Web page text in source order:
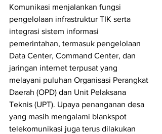
Komunikasi menjalankan fungsi
pengelolaan infrastruktur TIK serta
integrasi sistem informasi
pemerintahan, termasuk pengelolaan
Data Center, Command Center, dan
jaringan internet terpusat yang
melayani puluhan Organisasi Perangkat
Daerah (OPD) dan Unit Pelaksana
Teknis (UPT). Upaya penanganan desa
yang masih mengalami blankspot
telekomunikasi juga terus dilakukan